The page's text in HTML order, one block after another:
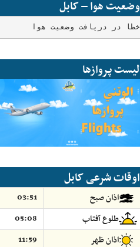
وضعیت هوا – کابل
خطا در دریافت وضعیت هوا
لیست پروازها
اوقات شرعی کابل
اذان صبح
03:51
طلوع آفتاب
05:08
اذان ظهر
11:59